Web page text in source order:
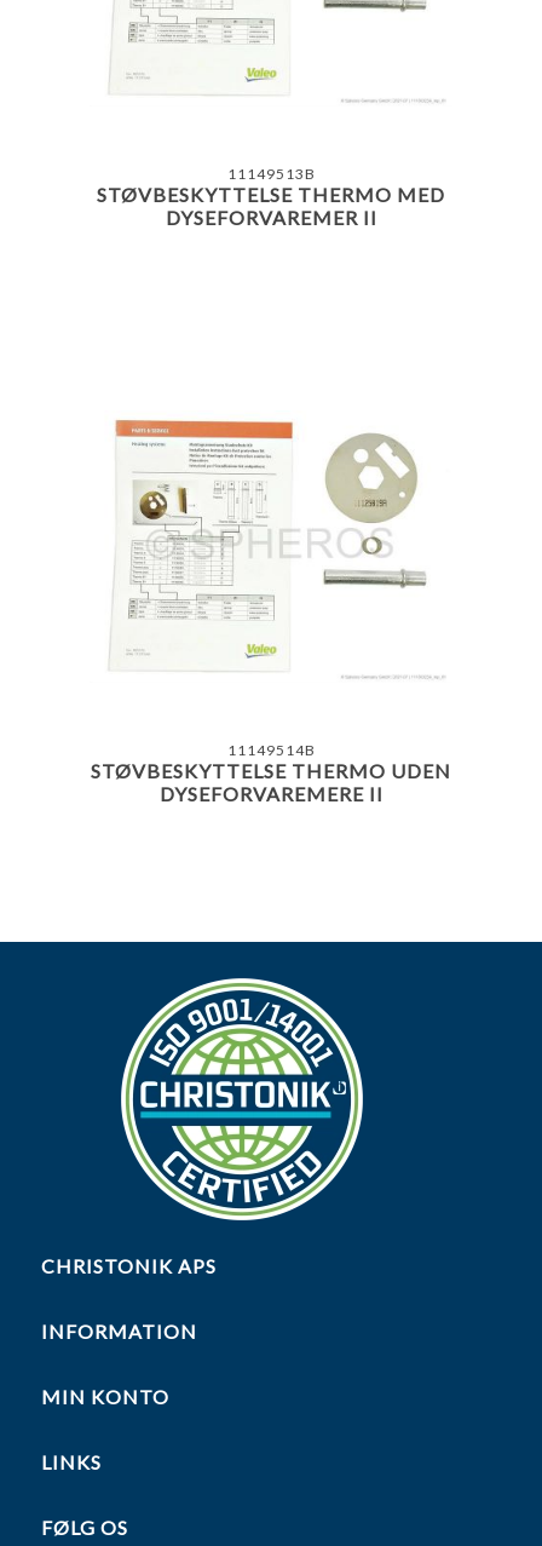
11149513B
STØVBESKYTTELSE THERMO MED
DYSEFORVAREMER II
11149514B
STØVBESKYTTELSE THERMO UDEN
DYSEFORVAREMERE II
CHRISTONIK APS
INFORMATION
MIN KONTO
LINKS
FØLG OS